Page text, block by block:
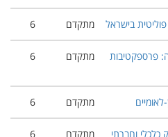
בישראל מתקדם 6
פרספקטיבות
מתקדם 6
מתקדם 6
כלכלי וחברתי מתקדם 6